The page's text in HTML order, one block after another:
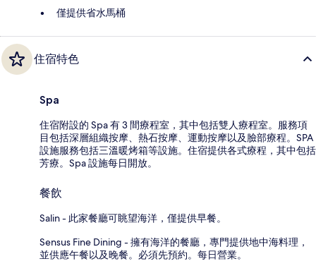
僅提供省水馬桶
住宿特色
Spa
住宿附設的 Spa 有 3 間療程室，其中包括雙人療程室。服務項
目包括深層組織按摩、熱石按摩、運動按摩以及臉部療程。SPA
設施服務包括三溫暖烤箱等設施。住宿提供各式療程，其中包括
芳療。Spa 設施每日開放。
餐飲
Salin - 此家餐廳可眺望海洋，僅提供早餐。
Sensus Fine Dining - 擁有海洋的餐廳，專門提供地中海料理，
並供應午餐以及晚餐。必須先預約。每日營業。